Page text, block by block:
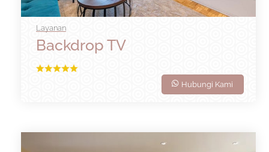
Layanan
Backdrop TV
Hubungi Kami